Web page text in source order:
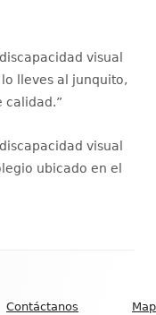
visual
lleves al junquito,
calidad.”
visual
ubicado en el
Contáctanos